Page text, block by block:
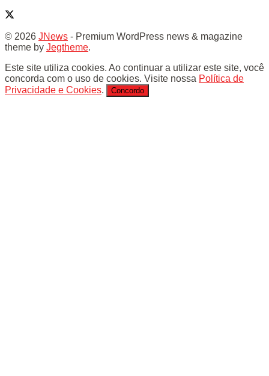
© 2026 JNews - Premium WordPress news & magazine
theme by Jegtheme.
Este site utiliza cookies. Ao continuar a utilizar este site, você
concorda com o uso de cookies. Visite nossa Política de
Privacidade e Cookies. Concordo